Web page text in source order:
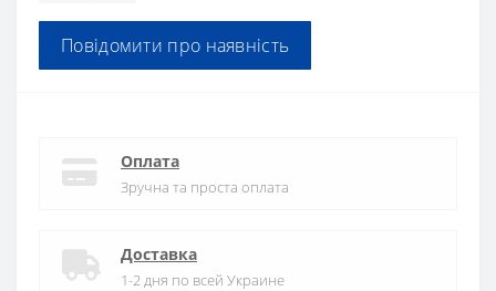
Повідомити про наявність
Оплата
Зручна та проста оплата
Доставка
1-2 дня по всей Украине